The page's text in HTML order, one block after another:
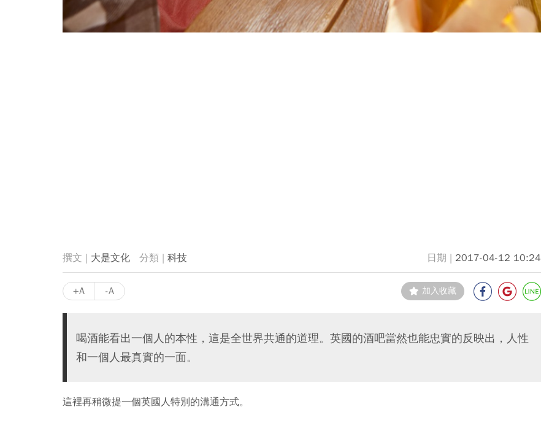
大是文化 科技 2017-04-12 10:24
+A -A 加入收藏
喝酒能看出一個人的本性，這是全世界共通的道理。英國的酒吧當然也能忠實的反映出，人性
和一個人最真實的一面。
這裡再稍微提一個英國人特別的溝通方式。